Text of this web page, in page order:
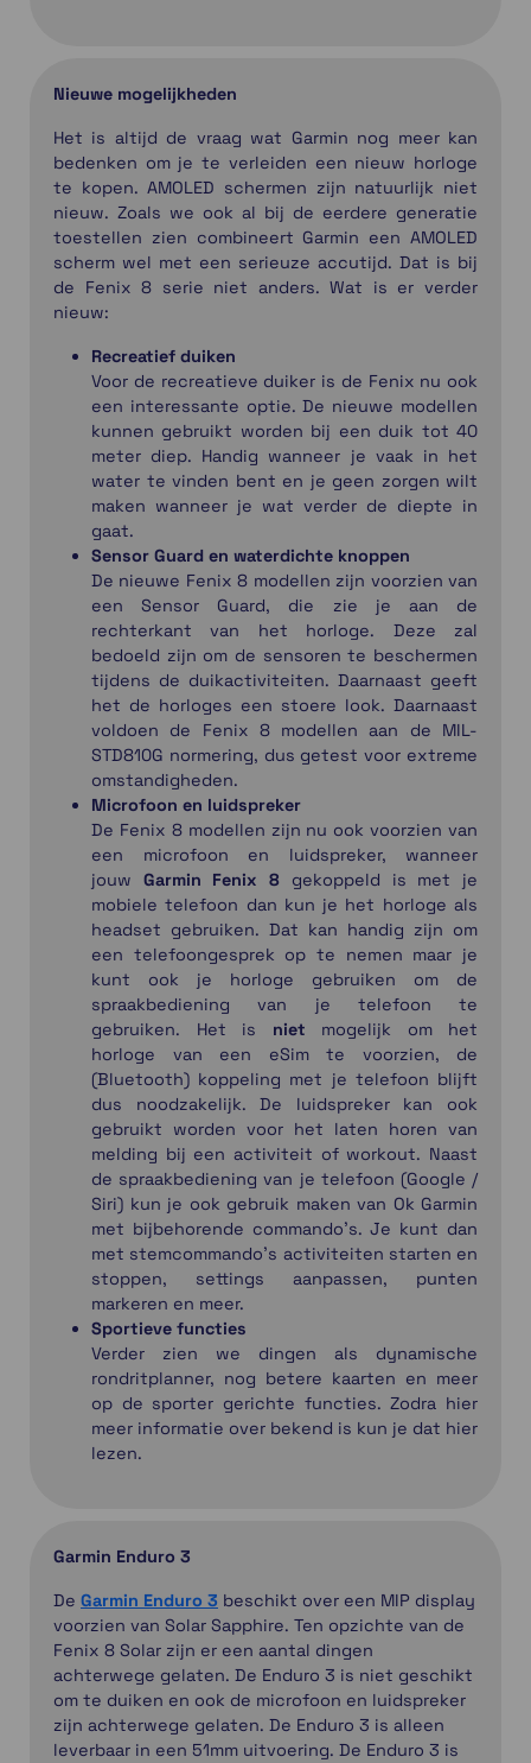
Nieuwe mogelijkheden
Het is altijd de vraag wat Garmin nog meer kan
bedenken om je te verleiden een nieuw horloge
te kopen. AMOLED schermen zijn natuurlijk niet
nieuw. Zoals we ook al bij de eerdere generatie
toestellen zien combineert Garmin een AMOLED
scherm wel met een serieuze accutijd. Dat is bij
de Fenix 8 serie niet anders. Wat is er verder
nieuw:
Recreatief duiken
Voor de recreatieve duiker is de Fenix nu ook
een interessante optie. De nieuwe modellen
kunnen gebruikt worden bij een duik tot 40
meter diep. Handig wanneer je vaak in het
water te vinden bent en je geen zorgen wilt
maken wanneer je wat verder de diepte in
gaat.
Sensor Guard en waterdichte knoppen
De nieuwe Fenix 8 modellen zijn voorzien van
een Sensor Guard, die zie je aan de
rechterkant van het horloge. Deze zal
bedoeld zijn om de sensoren te beschermen
tijdens de duikactiviteiten. Daarnaast geeft
het de horloges een stoere look. Daarnaast
voldoen de Fenix 8 modellen aan de MIL-
STD810G normering, dus getest voor extreme
omstandigheden.
Microfoon en luidspreker
De Fenix 8 modellen zijn nu ook voorzien van
een microfoon en luidspreker, wanneer
jouw Garmin Fenix 8 gekoppeld is met je
mobiele telefoon dan kun je het horloge als
headset gebruiken. Dat kan handig zijn om
een telefoongesprek op te nemen maar je
kunt ook je horloge gebruiken om de
spraakbediening van je telefoon te
gebruiken. Het is niet mogelijk om het
horloge van een eSim te voorzien, de
(Bluetooth) koppeling met je telefoon blijft
dus noodzakelijk. De luidspreker kan ook
gebruikt worden voor het laten horen van
melding bij een activiteit of workout. Naast
de spraakbediening van je telefoon (Google /
Siri) kun je ook gebruik maken van Ok Garmin
met bijbehorende commando's. Je kunt dan
met stemcommando's activiteiten starten en
stoppen, settings aanpassen, punten
markeren en meer.
Sportieve functies
Verder zien we dingen als dynamische
rondritplanner, nog betere kaarten en meer
op de sporter gerichte functies. Zodra hier
meer informatie over bekend is kun je dat hier
lezen.
Garmin Enduro 3
De Garmin Enduro 3 beschikt over een MIP display
voorzien van Solar Sapphire. Ten opzichte van de
Fenix 8 Solar zijn er een aantal dingen
achterwege gelaten. De Enduro 3 is niet geschikt
om te duiken en ook de microfoon en luidspreker
zijn achterwege gelaten. De Enduro 3 is alleen
leverbaar in een 51mm uitvoering. De Enduro 3 is